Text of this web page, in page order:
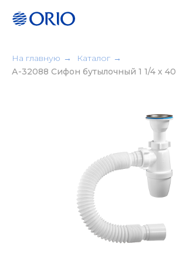
На главную → Каталог →
А-32088 Сифон бутылочный 1 1/4 х 40